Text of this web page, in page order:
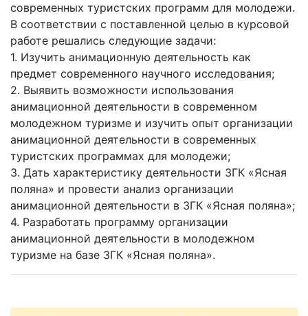
современных туристских программ для молодежи.
В соответствии с поставленной целью в курсовой
работе решались следующие задачи:
1. Изучить анимационную деятельность как
предмет современного научного исследования;
2. Выявить возможности использования
анимационной деятельности в современном
молодежном туризме и изучить опыт организации
анимационной деятельности в современных
туристских программах для молодежи;
3. Дать характеристику деятельности ЗГК «Ясная
поляна» и провести анализ организации
анимационной деятельности в ЗГК «Ясная поляна»;
4. Разработать программу организации
анимационной деятельности в молодежном
туризме на базе ЗГК «Ясная поляна».